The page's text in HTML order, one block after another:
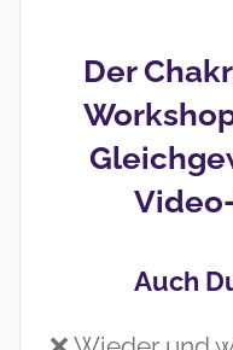
Der
Auch